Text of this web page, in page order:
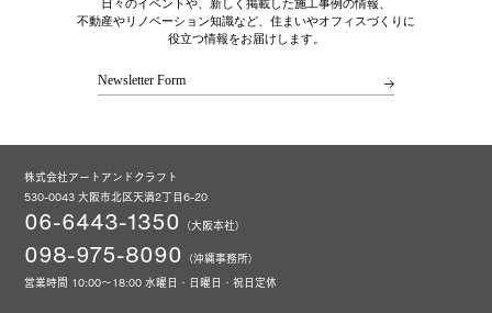
日々のイベントや、新しく掲載した施工事例の情報、
不動産やリノベーション知識など、住まいやオフィスづくりに
役立つ情報をお届けします。
Newsletter Form
株式会社アートアンドクラフト
530-0043 大阪市北区天満2丁目6-20
06-6443-1350 （大阪本社）
098-975-8090
（沖縄事務所）
営業時間 10:00～18:00 水曜日・日曜日・祝日定休